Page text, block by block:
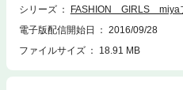
シリーズ
FASHION GIRLS miya
電子版配信開始日
2016/09/28
ファイルサイズ
18.91 MB